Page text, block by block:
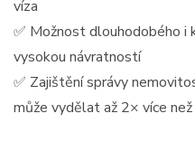
víza
✅ Možnost dlouhodobého i
vysokou návratností
✅ Zajištění správy
může vydělat až 2× více